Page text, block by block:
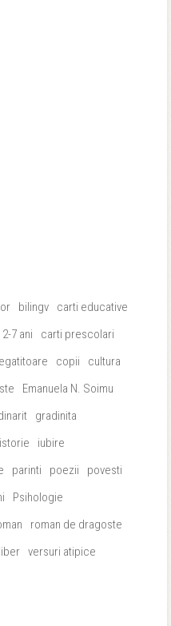
bilingv
carti educative
7 ani
carti prescolari
copii
cultura
Emanuela N. Soimu
gradinita
istorie
iubire
parinti poezii
povesti
Psihologie
roman de dragoste
versuri atipice